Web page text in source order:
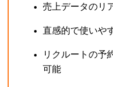
売上データのリ
直感的で使いや
リクルートの予
可能